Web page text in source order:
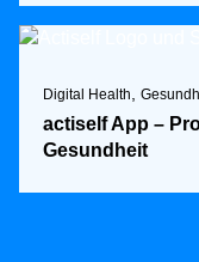
Digital Health
actiself App –
Gesundheit